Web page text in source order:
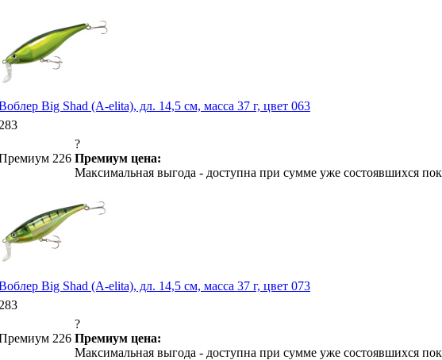
Big Shad (A-elita), дл. 14,5 см, масса 37 г, цвет 063
283
226
?
Премиум цена:
Максимальная выгода - доступна при сумме уже состоявшихся
Big Shad (A-elita), дл. 14,5 см, масса 37 г, цвет 073
283
226
?
Премиум цена:
Максимальная выгода - доступна при сумме уже состоявшихся